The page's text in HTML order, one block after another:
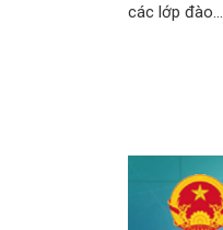
các lớp đào...